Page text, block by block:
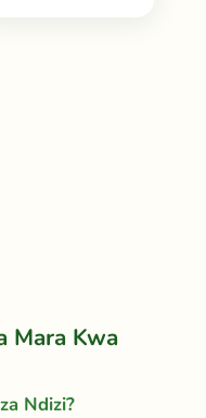
Mara Kwa
Ndizi?